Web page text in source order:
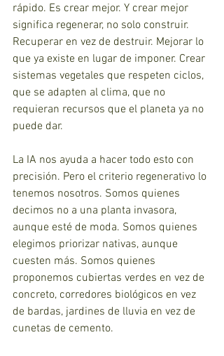
rápido. Es crear mejor. Y crear mejor
significa regenerar, no solo construir.
Recuperar en vez de destruir. Mejorar lo
que ya existe en lugar de imponer. Crear
sistemas vegetales que respeten ciclos,
que se adapten al clima, que no
requieran recursos que el planeta ya no
puede dar.
La IA nos ayuda a hacer todo esto con
precisión. Pero el criterio regenerativo lo
tenemos nosotros. Somos quienes
decimos no a una planta invasora,
aunque esté de moda. Somos quienes
elegimos priorizar nativas, aunque
cuesten más. Somos quienes
proponemos cubiertas verdes en vez de
concreto, corredores biológicos en vez
de bardas, jardines de lluvia en vez de
cunetas de cemento.